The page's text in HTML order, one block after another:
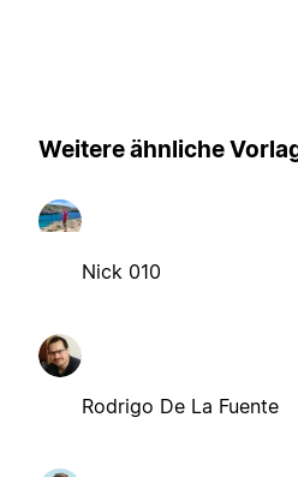
Weitere ähnliche
Nick 010
Rodrigo De La Fuente